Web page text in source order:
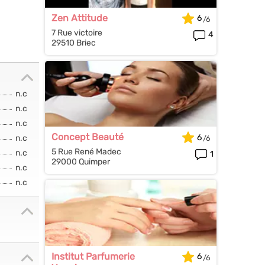
n.c
n.c
n.c
n.c
n.c
n.c
n.c
Zen Attitude
7 Rue victoire
29510 Briec
6
4
Concept Beauté
5 Rue René Madec
29000 Quimper
6
1
Institut Parfumerie
6